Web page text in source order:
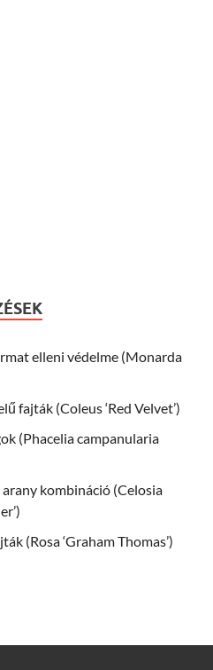
elleni védelme (Monarda
fajták (Coleus ‘Red Velvet’)
(Phacelia campanularia
kombináció (Celosia
(Rosa ‘Graham Thomas’)